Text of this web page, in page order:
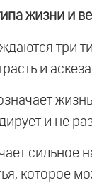
жизни и
три
и
и не
сильное
которое